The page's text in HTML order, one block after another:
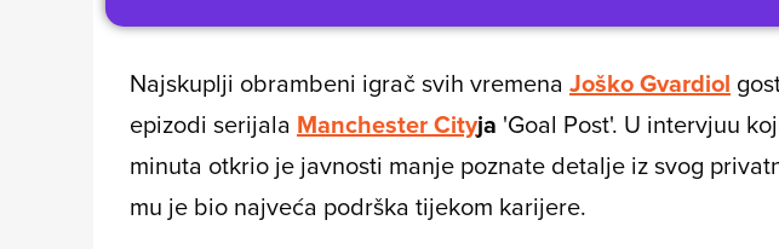
Najskuplji obrambeni igrač svih vremena Joško Gvardiol
epizodi serijala Manchester Cityja 'Goal Post'. U intervjuu
minuta otkrio je javnosti manje poznate detalje iz svog
mu je bio najveća podrška tijekom karijere.